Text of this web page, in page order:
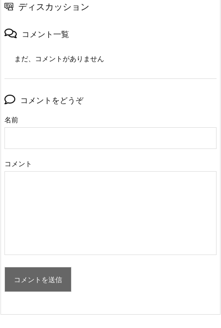
ディスカッション
コメント一覧
まだ、コメントがありません
コメントをどうぞ
名前
コメント